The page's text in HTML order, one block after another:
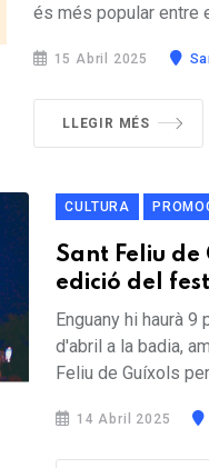
és més popular entre
15 Abril 2025
LLEGIR MÉS
CULTURA
Sant Feliu
edició del
Enguany hi haurà
d'abril a la badia,
Feliu de Guíxols
14 Abril 2025